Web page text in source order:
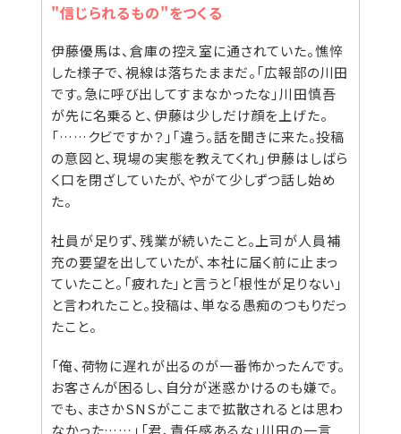
"信じられるもの"をつくる
伊藤優馬は、倉庫の控え室に通されていた。憔悴
した様子で、視線は落ちたままだ。「広報部の川田
です。急に呼び出してすまなかったな」川田慎吾
が先に名乗ると、伊藤は少しだけ顔を上げた。
「……クビですか？」「違う。話を聞きに来た。投稿
の意図と、現場の実態を教えてくれ」伊藤はしばら
く口を閉ざしていたが、やがて少しずつ話し始め
た。
社員が足りず、残業が続いたこと。上司が人員補
充の要望を出していたが、本社に届く前に止まっ
ていたこと。「疲れた」と言うと「根性が足りない」
と言われたこと。投稿は、単なる愚痴のつもりだっ
たこと。
「俺、荷物に遅れが出るのが一番怖かったんです。
お客さんが困るし、自分が迷惑かけるのも嫌で。
でも、まさかSNSがここまで拡散されるとは思わ
なかった……」「君、責任感あるな」川田の一言